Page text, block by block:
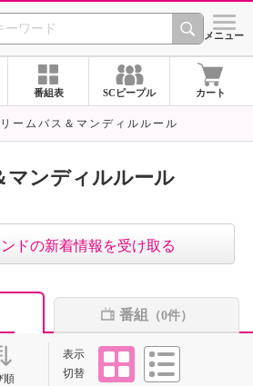
CHANNEL ショッ
メニュー
番組表 SCピープル カート
ームバス＆マンディルルール
マンディルルール
ドの新着情報を受け取る
番組 （0件）
順
表示
切替
タイル